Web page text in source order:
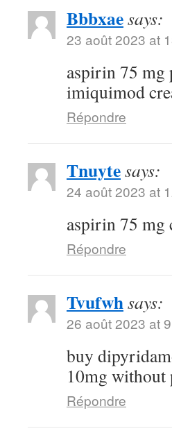
Bbbxaesays:
23 août 2023 at
aspirin 75 mg
imiquimod
Répondre
Tnuytesays:
24 août 2023 at
aspirin 75 mg
Répondre
Tvufwhsays:
26 août 2023 at
buy
10mg
Répondre